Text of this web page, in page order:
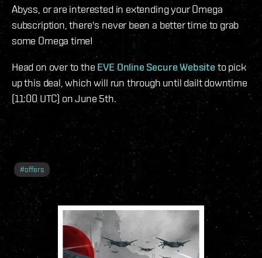
Abyss, or are interested in extending your Omega
subscription, there's never been a better time to grab
some Omega time!
Head on over to the EVE Online Secure Website to pick
up this deal, which will run through until dailt downtime
(11:00 UTC) on June 5th.
#offers